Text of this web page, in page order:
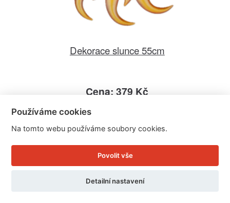
Dekorace slunce 55cm
Cena: 379 Kč
Doručíme do: 11.8.
Používáme cookies
Na tomto webu používáme soubory cookies.
Povolit vše
Detailní nastavení